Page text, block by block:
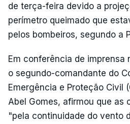
de terça-feira devido a
perímetro queimado que
pelos bombeiros, segundo a
Em conferência de imprensa
o segundo-comandante do
Emergência e Proteção Civil
Abel Gomes, afirmou que as
"pela continuidade do vento